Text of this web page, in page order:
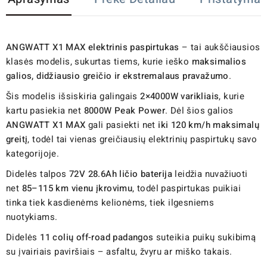
ANGWATT X1 MAX elektrinis paspirtukas – tai aukščiausios
klasės modelis, sukurtas tiems, kurie ieško maksimalios
galios, didžiausio greičio ir ekstremalaus pravažumo.
Šis modelis išsiskiria galingais2×4000W varikliais, kurie
kartu pasiekia net 8000W Peak Power. Dėl šios galios
ANGWATT X1 MAX gali pasiekti net iki 120 km/h maksimalų
greitį, todėl tai vienas greičiausių elektrinių paspirtukų savo
kategorijoje.
Didelės talpos 72V 28.6Ah ličio baterija leidžia nuvažiuoti
net 85–115 km vienu įkrovimu, todėl paspirtukas puikiai
tinka tiek kasdienėms kelionėms, tiek ilgesniems
nuotykiams.
Didelės 11 colių off-road padangos suteikia puikų sukibimą
su įvairiais paviršiais – asfaltu, žvyru ar miško takais.